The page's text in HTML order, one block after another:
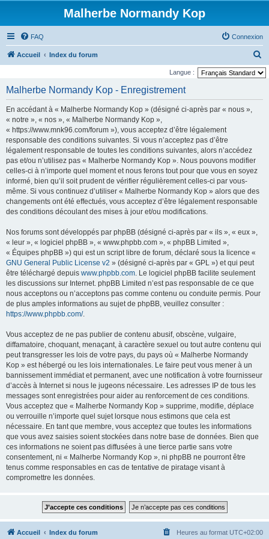
Malherbe Normandy Kop
FAQ Connexion
Accueil Index du forum
e
Langue :
Malherbe Normandy Kop - Enregistrement
En accédant à « Malherbe Normandy Kop » (désigné ci-après par « nous »,
« notre », « nos », « Malherbe Normandy Kop »,
« https://www.mnk96.com/forum »), vous acceptez d’être légalement
responsable des conditions suivantes. Si vous n’acceptez pas d’être
légalement responsable de toutes les conditions suivantes, alors n’accédez
pas et/ou n’utilisez pas « Malherbe Normandy Kop ». Nous pouvons modifier
celles-ci à n’importe quel moment et nous ferons tout pour que vous en soyez
informé, bien qu’il soit prudent de vérifier régulièrement celles-ci par vous-
même. Si vous continuez d’utiliser « Malherbe Normandy Kop » alors que des
changements ont été effectués, vous acceptez d’être légalement responsable
des conditions découlant des mises à jour et/ou modifications.
Nos forums sont développés par phpBB (désigné ci-après par « ils », « eux »,
« leur », « logiciel phpBB », « www.phpbb.com », « phpBB Limited »,
« Équipes phpBB ») qui est un script libre de forum, déclaré sous la licence «
GNU General Public License v2 » (désigné ci-après par « GPL ») et qui peut
être téléchargé depuis www.phpbb.com. Le logiciel phpBB facilite seulement
les discussions sur Internet. phpBB Limited n’est pas responsable de ce que
nous acceptons ou n’acceptons pas comme contenu ou conduite permis. Pour
de plus amples informations au sujet de phpBB, veuillez consulter :
https://www.phpbb.com/.
Vous acceptez de ne pas publier de contenu abusif, obscène, vulgaire,
diffamatoire, choquant, menaçant, à caractère sexuel ou tout autre contenu qui
peut transgresser les lois de votre pays, du pays où « Malherbe Normandy
Kop » est hébergé ou les lois internationales. Le faire peut vous mener à un
bannissement immédiat et permanent, avec une notification à votre fournisseur
d’accès à Internet si nous le jugeons nécessaire. Les adresses IP de tous les
messages sont enregistrées pour aider au renforcement de ces conditions.
Vous acceptez que « Malherbe Normandy Kop » supprime, modifie, déplace
ou verrouille n’importe quel sujet lorsque nous estimons que cela est
nécessaire. En tant que membre, vous acceptez que toutes les informations
que vous avez saisies soient stockées dans notre base de données. Bien que
ces informations ne soient pas diffusées à une tierce partie sans votre
consentement, ni « Malherbe Normandy Kop », ni phpBB ne pourront être
tenus comme responsables en cas de tentative de piratage visant à
compromettre les données.
Accueil Index du forum Heures au format UTC+02:00